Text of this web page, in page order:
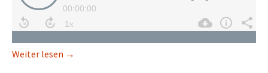
Weiter lesen Von der Demo bis Free2Play: Wie kaufen wir in
→